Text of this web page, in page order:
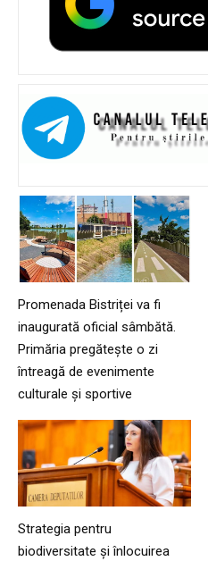
Promenada Bistriței va fi
inaugurată oficial sâmbătă.
Primăria pregătește o zi
întreagă de evenimente
culturale și sportive
Strategia pentru
biodiversitate și înlocuirea